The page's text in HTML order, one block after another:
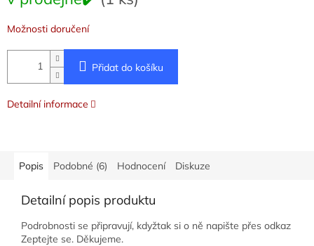
Možnosti doručení
Přidat do košíku
Detailní informace
Popis Podobné (6) Hodnocení Diskuze
Detailní popis produktu
Podrobnosti se připravují, kdyžtak si o ně napište přes odkaz
Zeptejte se. Děkujeme.